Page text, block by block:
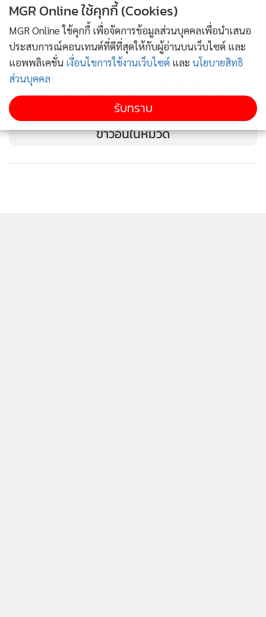
2
3
ฟุตซอลไทย พ่าย รัสเซีย 1-7 ส่งท้ายศึกคอนติเนนทัล
ฟุตซอล แชมเปี้ยนชิพ 2026
4
พร้อมลุ้นรับเสื้อทีมชาติฤดูกาลใหม่
ข่าวอื่นในหมวด
MGR Online ใช้คุกกี้ (Cookies)
MGR Online ใช้คุกกี้ เพื่อจัดการข้อมูลส่วนบุคคลเพื่อนำเสนอ
ประสบการณ์คอนเทนต์ที่ดีที่สุดให้กับผู้อ่านบนเว็บไซต์ และ
แอพพลิเคชั่น เงื่อนไขการใช้งานเว็บไซต์ และ นโยบายสิทธิ
ส่วนบุคคล
รับทราบ